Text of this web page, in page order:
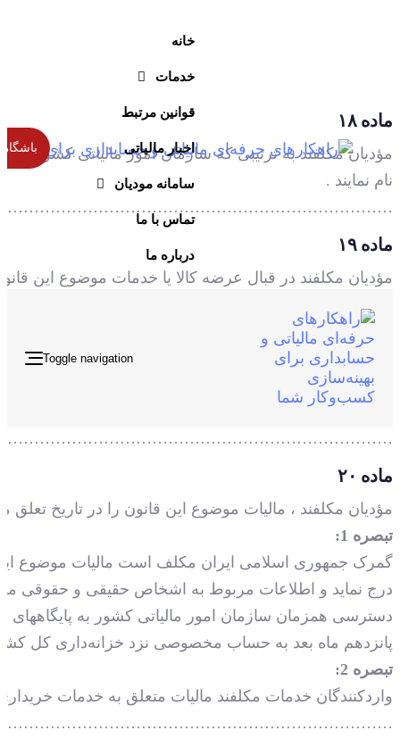
خانه
خدمات
قوانین مرتبط
اخبار مالیاتی
سامانه مودیان
تماس با ما
درباره ما
Toggle navigation
ماده ۱۸
مؤدیان مکلفند به ترتیبی که سازمان امور مالیاتی کشور
نام نمایند .
ماده ۱۹
مؤدیان مکلفند در قبال عرضه کالا یا خدمات موضوع این
سازمان امور مالیاتی کشور تعیین و اعلام می‌شود ،
می‌شود ، نوار ماشین جایگزین صورتحساب خواهد شد .
تبصره:
کالاهای مشمول مالیات که بدون رعایت مقررات و ضوابط
محسوب و مشمول قوانین و مقررات مربوط می‌شود .
ماده ۲۰
مؤدیان مکلفند ، مالیات موضوع این قانون را در تاریخ
تبصره 1:
گمرک جمهوری اسلامی ایران مکلف است مالیات موضوع
درج نماید و اطلاعات مربوط به اشخاص حقیقی و حقوقی
دسترسی همزمان سازمان امور مالیاتی کشور به پایگاههای
پانزدهم ماه بعد به حساب مخصوصی نزد خزانه‌داری کل
تبصره 2:
واردکنندگان خدمات مکلفند مالیات متعلق به خدمات